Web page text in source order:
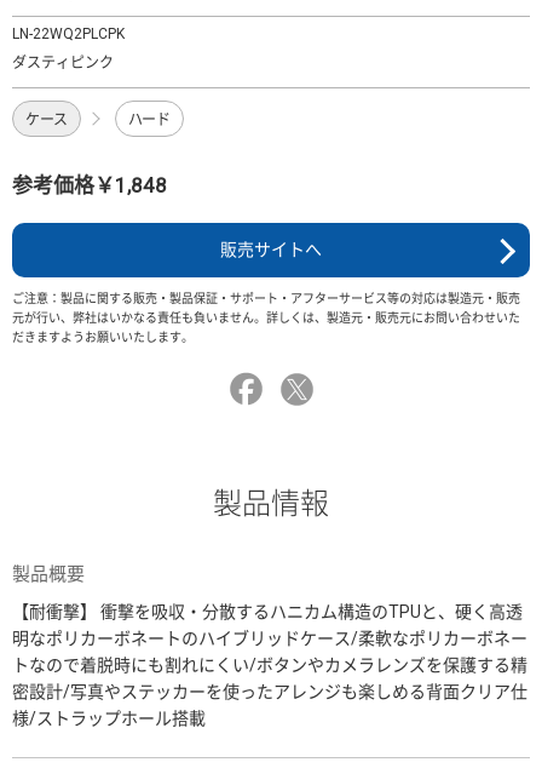
LN-22WQ2PLCPK
ダスティピンク
ケース ハード
参考価格￥1,848
販売サイトへ
ご注意：製品に関する販売・製品保証・サポート・アフターサービス等の対応は製造元・販売
元が行い、弊社はいかなる責任も負いません。詳しくは、製造元・販売元にお問い合わせいた
だきますようお願いいたします。
製品情報
製品概要
【耐衝撃】 衝撃を吸収・分散するハニカム構造のTPUと、硬く高透
明なポリカーボネートのハイブリッドケース/柔軟なポリカーボネー
トなので着脱時にも割れにくい/ボタンやカメラレンズを保護する精
密設計/写真やステッカーを使ったアレンジも楽しめる背面クリア仕
様/ストラップホール搭載